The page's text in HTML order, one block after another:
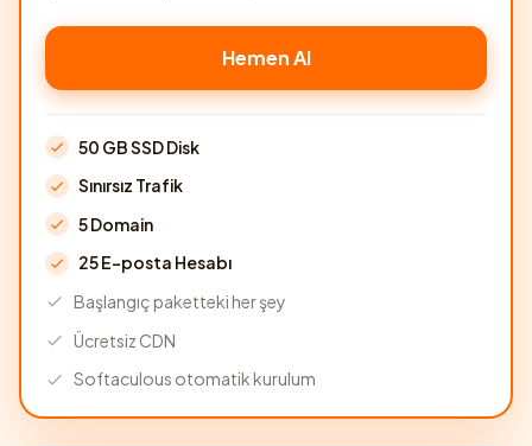
Hemen Al
50 GB SSD Disk
Sınırsız Trafik
5 Domain
25 E-posta Hesabı
Başlangıç paketteki her şey
Ücretsiz CDN
Softaculous otomatik kurulum